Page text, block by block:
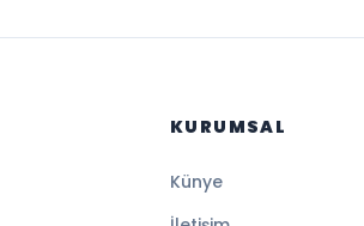
KURUMSAL
Künye